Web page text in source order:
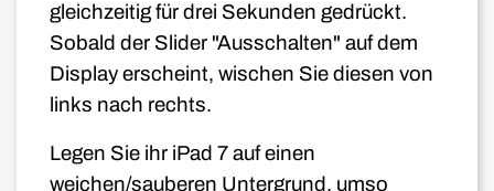
gleichzeitig für drei Sekunden gedrückt.
Sobald der Slider "Ausschalten" auf dem
Display erscheint, wischen Sie diesen von
links nach rechts.
Legen Sie ihr iPad 7 auf einen
weichen/sauberen Untergrund, umso